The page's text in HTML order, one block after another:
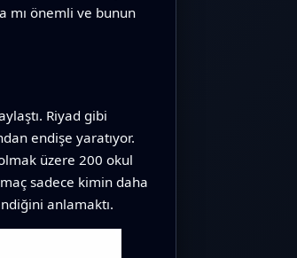
mı önemli ve bunun
Riyad gibi
endişe yaratıyor.
üzere 200 okul
sadece kimin daha
anlamaktı.